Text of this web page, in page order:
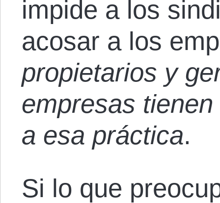
impide a los
acosar a los
propietarios y
empresas
a esa práctica.
Si lo que